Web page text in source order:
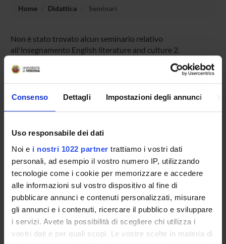
Consenso Dettagli Impostazioni degli annunci
Uso responsabile dei dati
Noi e i nostri 1022 partner trattiamo i vostri dati
personali, ad esempio il vostro numero IP, utilizzando
tecnologie come i cookie per memorizzare e accedere
alle informazioni sul vostro dispositivo al fine di
pubblicare annunci e contenuti personalizzati, misurare
gli annunci e i contenuti, ricercare il pubblico e sviluppare
i servizi. Avete la possibilità di scegliere chi utilizza i
vostri dati e per quali scopi. Le vostre scelte in materia di
Home Didattica Seminari
Non è stato trovato alcun seminario relativo
all'insegnamento English literature and culture 2.
OFFERTA FORMATIVA
DOTTORATI DI RICERCA E FORMAZIONE
SUPERIORE
Contatti
Persone
Luoghi
Calendario